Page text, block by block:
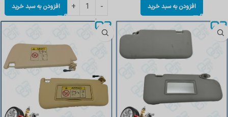
افزودن به سبد خرید افزودن به سبد خرید